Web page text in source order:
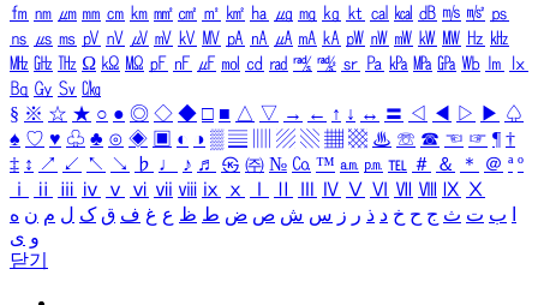
㎙ ㎚ ㎛ ㎜ ㎝ ㎞ ㎟ ㎠ ㎡ ㎢ ㏊ ㎍ ㎎ ㎏ ㏏ ㎈ ㎉ ㏈ ㎧ ㎨ ㎰
㎱ ㎲ ㎳ ㎴ ㎵ ㎶ ㎷ ㎸ ㎹ ㎀ ㎁ ㎂ ㎃ ㎄ ㎺ ㎻ ㎽ ㎾ ㎿ ㎐ ㎑
㎒ ㎓ ㎔ Ω ㏀ ㏁ ㎊ ㎋ ㎌ ㏖ ㏅ ㎭ ㎮ ㎯ ㏛ ㎩ ㎪ ㎫ ㎬ ㏝ ㏐
㏓
㏃ ㏉ ㏜ ㏆
§ ※ ☆ ★ ○ ● ◎ ◇ ◆ □ ■ △ ▽ → ← ↑ ↓ ↔ 〓 ◁ ◀ ▷ ▶ ♤
♠ ♡ ♥ ♧ ♣ ⊙ ◈ ▣ ◐ ◑ ▒ ▤ ▨ ▧ ▦ ▩ ♨ ☏ ☎ ☜ ☞ ¶ †
‡ ↕ ↗ ↙ ↖ ↘ ♭ ♩ ♪ ♬ ㉿ ㈜ № ㏇ ™ ㏂ ㏘ ℡ ＃ ＆ ＊ ＠ ª º
ⅰ
ⅱ ⅲ ⅳ ⅴ ⅵ ⅶ ⅷ ⅸ ⅹ Ⅳ Ⅴ Ⅵ Ⅶ Ⅷ Ⅸ Ⅹ
ب ت ث ج ح خ د ذ ر ز س ش ص ض ط ظ ع غ ف ق ک ل م ن ه
و ی
닫기